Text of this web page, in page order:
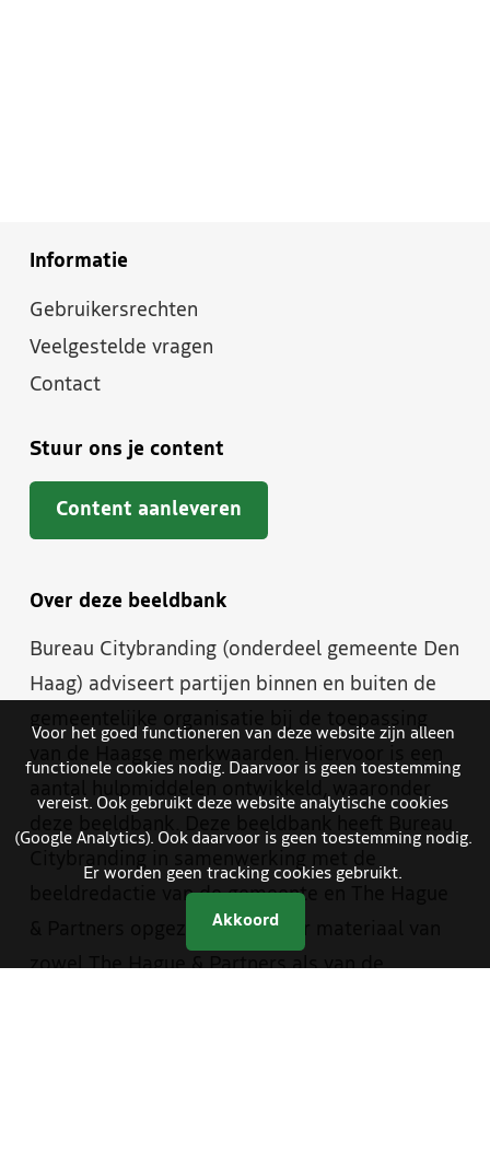
Informatie
Gebruikersrechten
Veelgestelde vragen
Contact
Stuur ons je content
Content aanleveren
Over deze beeldbank
Bureau Citybranding (onderdeel gemeente Den
Haag) adviseert partijen binnen en buiten de
beeldredactie van de gemeente en The Hague
& Partners opgezet. Je vindt er materiaal van
zowel The Hague & Partners als van de
Voor het goed functioneren van deze website zijn alleen
functionele cookies nodig. Daarvoor is geen toestemming
vereist. Ook gebruikt deze website analytische cookies
(Google Analytics). Ook daarvoor is geen toestemming nodig.
Er worden geen tracking cookies gebruikt.
Akkoord